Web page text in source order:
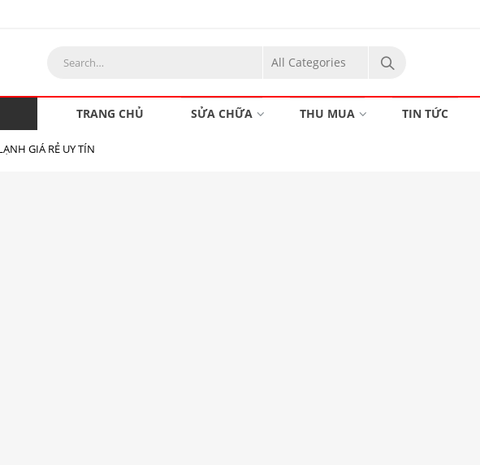
TRANG CHỦ SỬA CHỮA THU MUA TIN TỨC
GIÁ RẺ UY TÍN